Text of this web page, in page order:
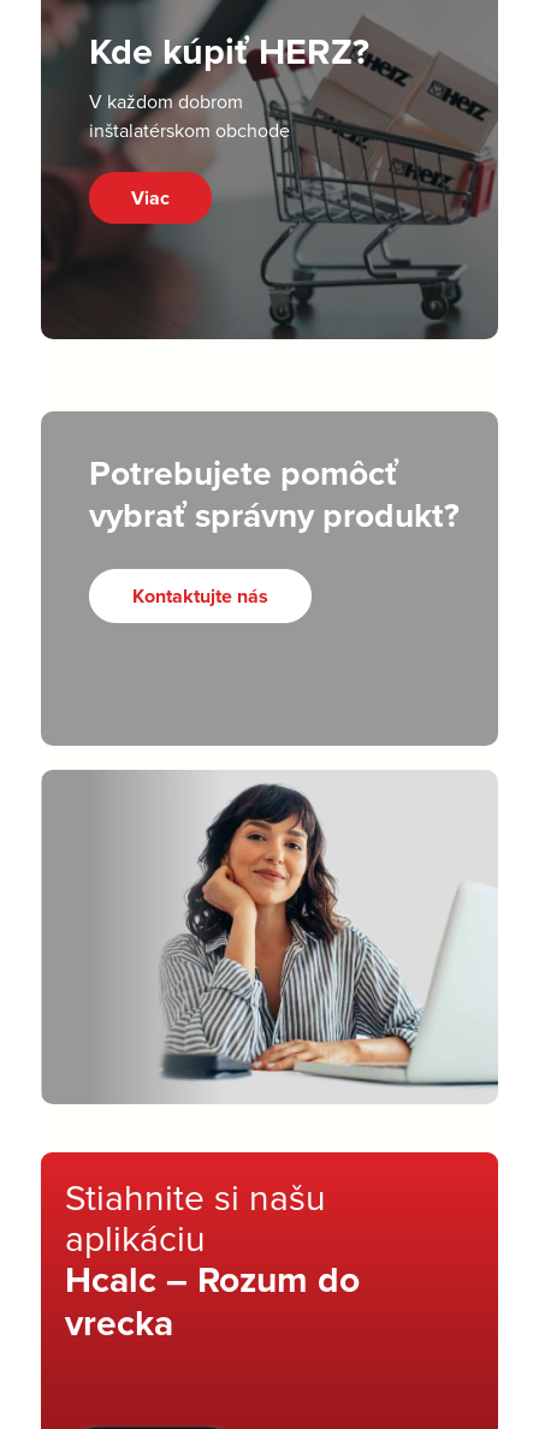
Kde kúpiť HERZ?
V každom dobrom
inštalatérskom obchode
Viac
Potrebujete pomôcť
vybrať správny produkt?
Kontaktujte nás
Stiahnite si našu
aplikáciu
Hcalc – Rozum do
vrecka